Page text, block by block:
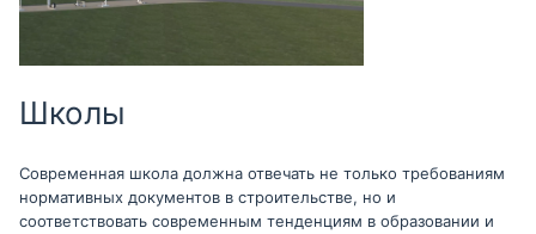
Школы
Современная школа должна отвечать не только требованиям
нормативных документов в строительстве, но и
соответствовать современным тенденциям в образовании и